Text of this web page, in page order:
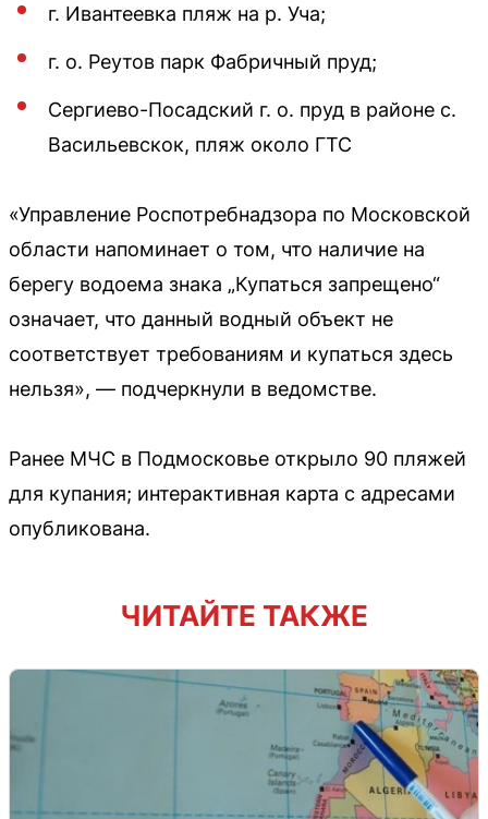
г. Ивантеевка пляж на р. Уча;
г. о. Реутов парк Фабричный пруд;
Сергиево-Посадский г. о. пруд в районе с.
Васильевскок, пляж около ГТС
«Управление Роспотребнадзора по Московской
области напоминает о том, что наличие на
берегу водоема знака „Купаться запрещено“
означает, что данный водный объект не
соответствует требованиям и купаться здесь
нельзя», — подчеркнули в ведомстве.
Ранее МЧС в Подмосковье открыло 90 пляжей
для купания; интерактивная карта с адресами
опубликована.
ЧИТАЙТЕ ТАКЖЕ